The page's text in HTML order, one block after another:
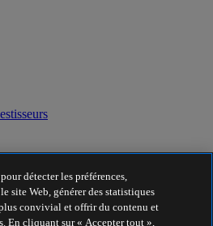
détecter les préférences,
site Web, générer des statistiques
convivial et offrir du contenu et
En cliquant sur « Accepter tout »,